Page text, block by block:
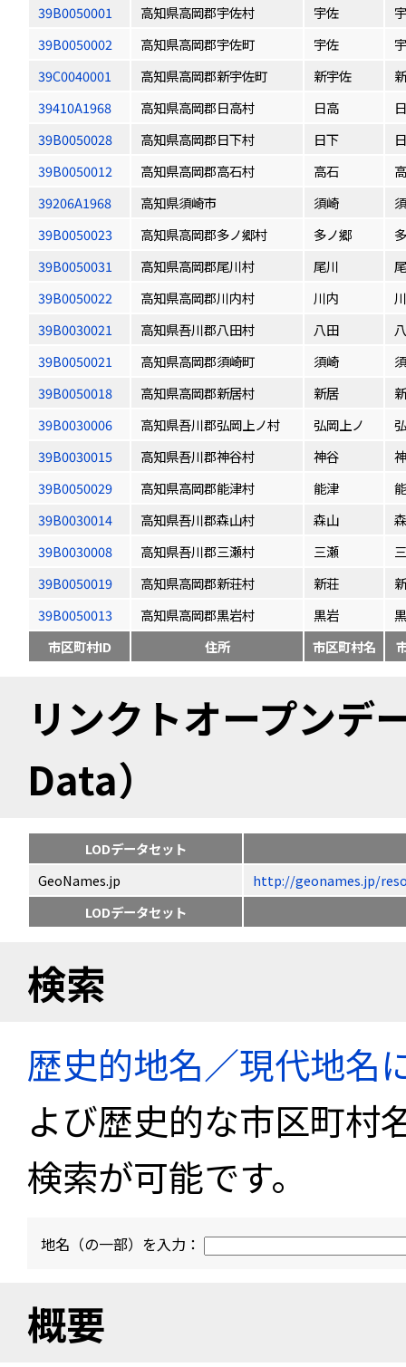
39B0050001
高知県高岡郡宇佐村 宇佐
39B0050002
高知県高岡郡宇佐町 宇佐
39C0040001
高知県高岡郡新宇佐町 新宇佐
39410A1968
高知県高岡郡日高村 日高
39B0050028
高知県高岡郡日下村 日下
39B0050012
高知県高岡郡高石村 高石
39206A1968
高知県須崎市 須崎
39B0050023
高知県高岡郡多ノ郷村 多ノ郷
39B0050031
高知県高岡郡尾川村 尾川
39B0050022
高知県高岡郡川内村 川内
39B0030021
高知県吾川郡八田村 八田
39B0050021
高知県高岡郡須崎町 須崎
39B0050018
高知県高岡郡新居村 新居
39B0030006
高知県吾川郡弘岡上ノ村 弘岡上ノ
39B0030015
高知県吾川郡神谷村 神谷
39B0050029
高知県高岡郡能津村 能津
39B0030014
高知県吾川郡森山村 森山
39B0030008
高知県吾川郡三瀬村 三瀬
39B0050019
高知県高岡郡新荘村 新荘
39B0050013
高知県高岡郡黒岩村 黒岩
市区町村ID
住所 市区町村名
リンクトオープン
Data）
LODデータセット
GeoNames.jp
http://geonames.jp/
LODデータセット
検索
歴史的地名／現代地名
よび歴史的な市区町村
検索が可能です。
地名（の一部）を入力：
概要